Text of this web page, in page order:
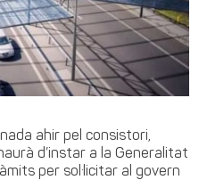
ahir pel consistori,
d’instar a la Generalitat
per sol·licitar al govern